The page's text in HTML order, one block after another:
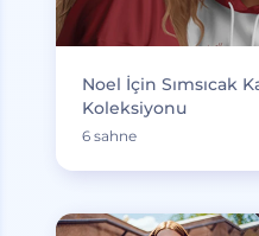
Noel İçin Sımsıcak
Koleksiyonu
6 sahne